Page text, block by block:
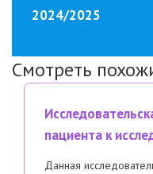
2024/2025
Смотреть
пациента к
Данная